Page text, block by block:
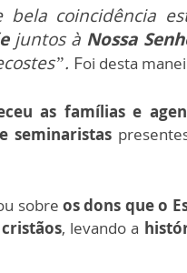
bela coincidência
juntos à Nossa
Foi desta
as famílias e
seminaristas
sobre os dons que o
, levando a